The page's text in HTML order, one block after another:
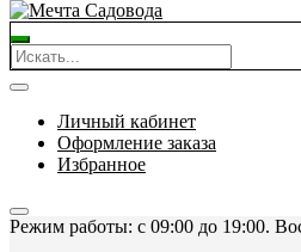
Личный кабинет
Оформление заказа
Избранное
Режим работы: c 09:00 до 19:00.